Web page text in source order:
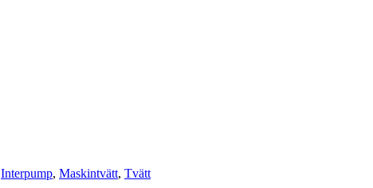
Interpump, Maskintvätt, Tvätt